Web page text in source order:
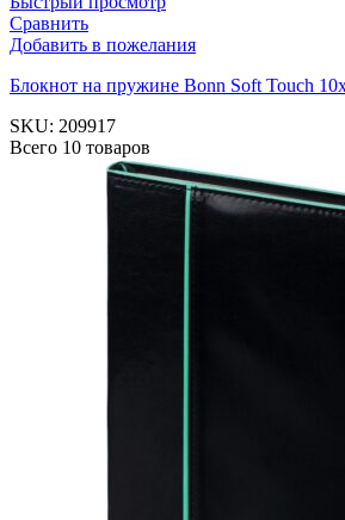
Сравнить
Добавить в пожелания
Блокнот на пружине Bonn Soft Touch
SKU: 209917
Всего 10 товаров